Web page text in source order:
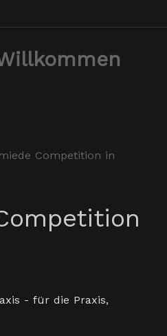
Competition in
- für die Praxis,